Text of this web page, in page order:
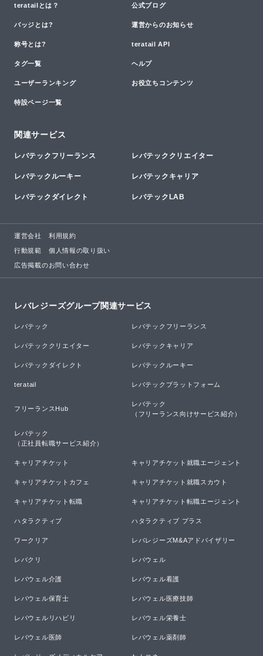
teratailとは？ 公式ブログ
バッジとは? 運営からのお知らせ
称号とは? teratail API
タグ一覧 ヘルプ
ユーザーランキング お役立ちコンテンツ
特設ページ一覧
関連サービス
レバテックフリーランス レバテッククリエイター
レバテックルーキー レバテックキャリア
レバテックダイレクト レバテックLAB
運営会社 利用規約
行動規範 個人情報の取り扱い
広告掲載のお問い合わせ
レバレジーズグループ関連サービス
レバテック レバテックフリーランス
レバテッククリエイター レバテックキャリア
レバテックダイレクト レバテックルーキー
teratail レバテックプラットフォーム
フリーランスHub
レバテック
（フリーランス向けサービス紹介）
レバテック
（正社員転職サービス紹介）
キャリアチケット キャリアチケット就職エージェント
キャリアチケットカフェ キャリアチケット就職スカウト
キャリアチケット転職 キャリアチケット転職エージェント
ハタラクティブ ハタラクティブ プラス
ワークリア レバレジーズM&Aアドバイザリー
レバクリ レバウェル
レバウェル介護 レバウェル看護
レバウェル保育士 レバウェル医療技師
レバウェルリハビリ レバウェル栄養士
レバウェル医師 レバウェル薬剤師